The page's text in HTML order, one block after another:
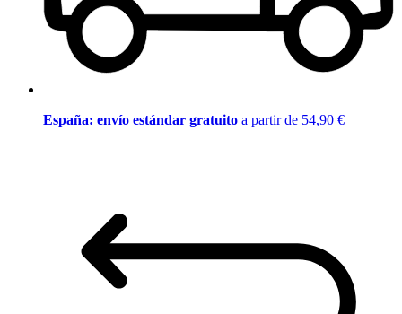
España: envío estándar gratuito a partir de 54,90 €